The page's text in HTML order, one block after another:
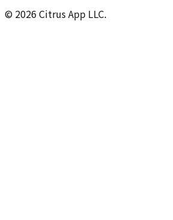
© 2026 Citrus App LLC.